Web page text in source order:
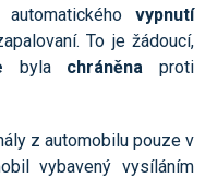
vypnutí
To je žádoucí,
byla chráněna proti
z automobilu pouze v
vybavený vysíláním